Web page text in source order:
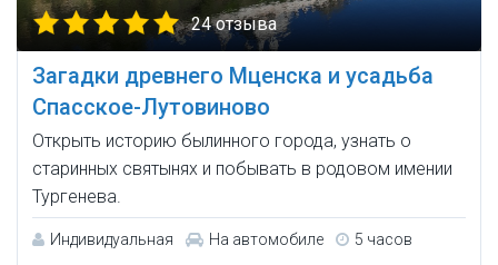
24 отзыва
Загадки древнего Мценска и усадьба
Спасское-Лутовиново
Открыть историю былинного города, узнать о
старинных святынях и побывать в родовом имении
Тургенева.
Индивидуальная На автомобиле 5 часов